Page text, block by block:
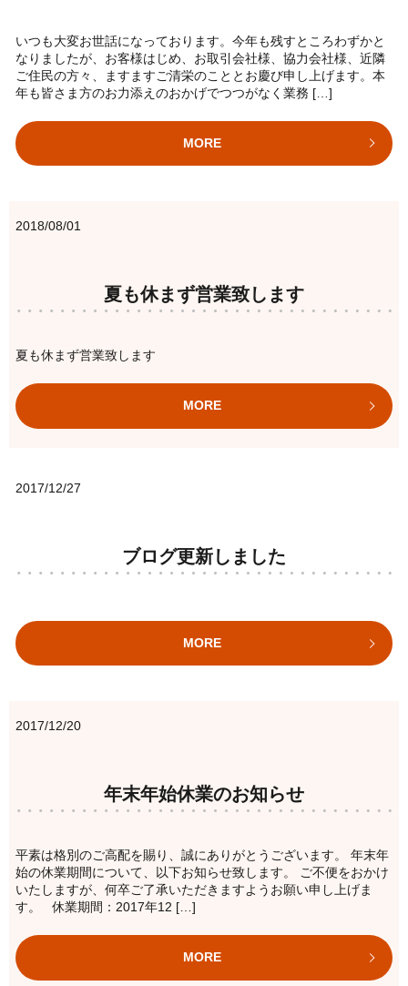
いつも大変お世話になっております。今年も残すところわずかと
なりましたが、お客様はじめ、お取引会社様、協力会社様、近隣
ご住民の方々、ますますご清栄のこととお慶び申し上げます。本
年も皆さま方のお力添えのおかげでつつがなく業務 […]
MORE
2018/08/01
夏も休まず営業致します
夏も休まず営業致します
MORE
2017/12/27
ブログ更新しました
MORE
2017/12/20
年末年始休業のお知らせ
平素は格別のご高配を賜り、誠にありがとうございます。 年末年
始の休業期間について、以下お知らせ致します。 ご不便をおかけ
いたしますが、何卒ご了承いただきますようお願い申し上げま
す。 休業期間：2017年12 […]
MORE